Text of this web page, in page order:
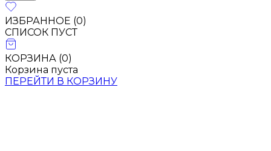
ИЗБРАННОЕ (0)
СПИСОК ПУСТ
КОРЗИНА (0)
Корзина пуста
ПЕРЕЙТИ В КОРЗИНУ